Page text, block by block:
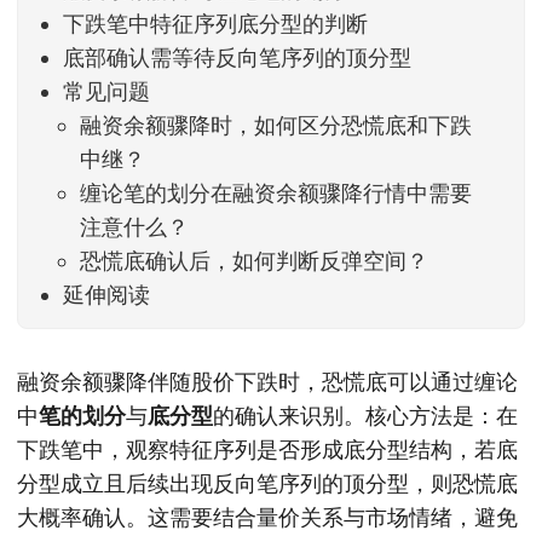
下跌笔中特征序列底分型的判断
底部确认需等待反向笔序列的顶分型
常见问题
融资余额骤降时，如何区分恐慌底和下跌
中继？
缠论笔的划分在融资余额骤降行情中需要
注意什么？
恐慌底确认后，如何判断反弹空间？
延伸阅读
融资余额骤降伴随股价下跌时，恐慌底可以通过缠论
中笔的划分与底分型的确认来识别。核心方法是：在
下跌笔中，观察特征序列是否形成底分型结构，若底
分型成立且后续出现反向笔序列的顶分型，则恐慌底
大概率确认。这需要结合量价关系与市场情绪，避免